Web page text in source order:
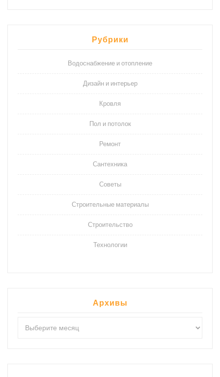
Рубрики
Водоснабжение и отопление
Дизайн и интерьер
Кровля
Пол и потолок
Ремонт
Сантехника
Советы
Строительные материалы
Строительство
Технологии
Архивы